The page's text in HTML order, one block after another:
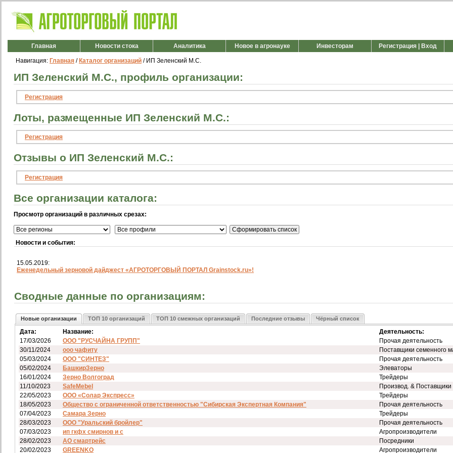
Главная Новости стока Аналитика Новое в агронауке Инвесторам Регистрация | Вход
Навигация: Главная / Каталог организаций / ИП Зеленский М.С.
ИП Зеленский М.С., профиль организации:
Регистрация
Лоты, размещенные ИП Зеленский М.С.:
Регистрация
Отзывы о ИП Зеленский М.С.:
Регистрация
Все организации каталога:
Просмотр организаций в различных срезах:
Новости и события:
15.05.2019:
Еженедельный зерновой дайджест «АГРОТОРГОВЫЙ ПОРТАЛ Grainstock.ru»!
Сводные данные по организациям:
Новые организации ТОП 10 организаций ТОП 10 смежных организаций Последние отзывы Чёрный список
Дата: Название: Деятельность:
17/03/2026
ООО "РУСЧАЙНА ГРУПП" Прочая деятельность
30/11/2024
ооо чафиту Поставщики семенного
05/03/2024
ООО "СИНТЕЗ" Прочая деятельность
05/02/2024
БашкирЗерно Элеваторы
16/01/2024
Зерно Волгоград Трейдеры
11/10/2023
SafeMebel Производ. & Поставщики
22/05/2023
ООО «Солар Экспресс» Трейдеры
18/05/2023
Общество с ограниченной ответственностью "Сибирская Экспертная Компания" Прочая деятельность
07/04/2023
Самара Зерно Трейдеры
28/03/2023
ООО "Уральский бройлер" Прочая деятельность
07/03/2023
ип гкфх смирнов и с Агропроизводители
28/02/2023
АО смартрейс Посредники
20/02/2023
GREENKO Агропроизводители